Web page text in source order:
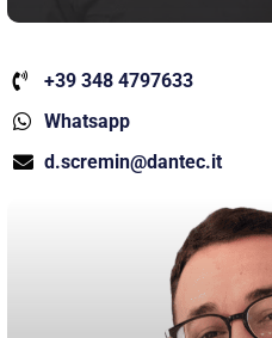
+39 348 4797633
Whatsapp
d.scremin@dantec.it